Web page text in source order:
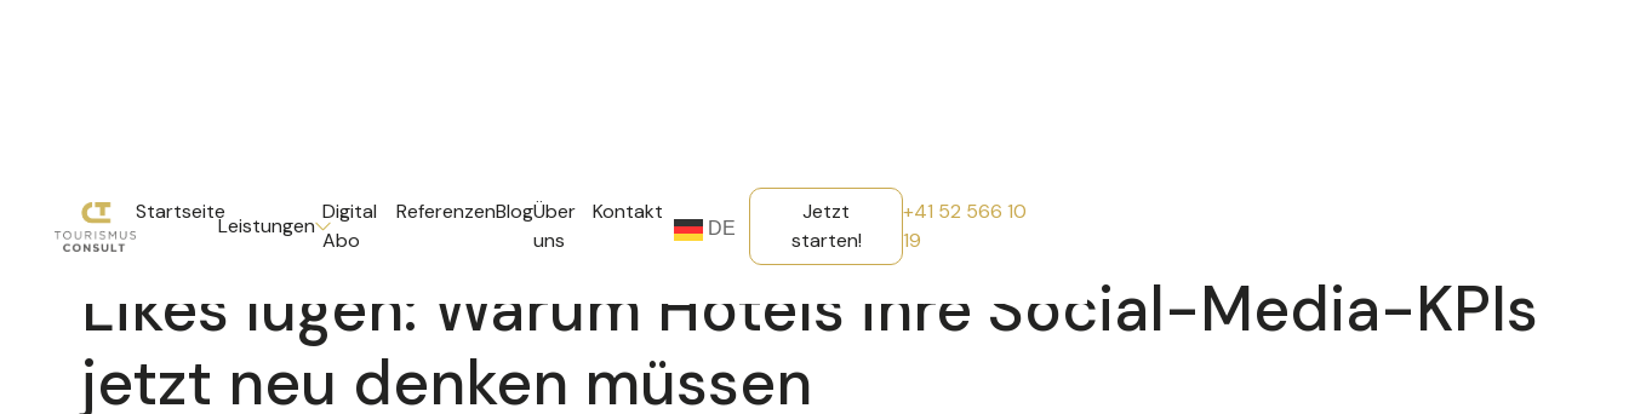
Startseite
Leistungen
Digital
Abo
ReferenzenBlogÜber
uns
Kontakt
DE
Jetzt
starten!
+41 52 566 10
19
Likes lügen: Warum Hotels ihre Social-Media-KPIs
jetzt neu denken müssen